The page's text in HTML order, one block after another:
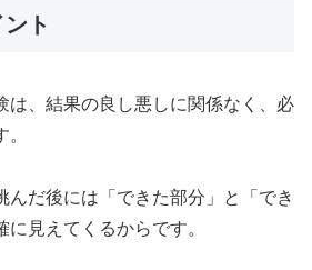
ト
は、結果の良し悪しに関係なく、必
んだ後には「できた部分」と「でき
見えてくるからです。